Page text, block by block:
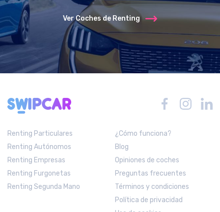
Ver Coches de Renting
Renting Particulares
Renting Autónomos
Renting Empresas
Renting Furgonetas
Renting Segunda Mano
¿Cómo funciona?
Blog
Opiniones de coches
Preguntas frecuentes
Términos y condiciones
Política de privacidad